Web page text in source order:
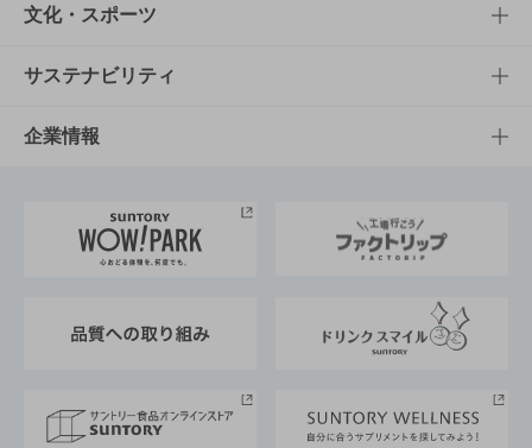
商品一覧
商品発売情報
栄養成分一覧
知る・楽しむTOP
キャンペーン
工場見学
地域情報
文化・スポーツ
文化・スポーツTOP
サントリーホール
サントリーサンバーズ大阪
サステナビリティ
サステナビリティTOP
サントリーが考えるサステナビリティ経営
企業情報
企業概要
採用情報